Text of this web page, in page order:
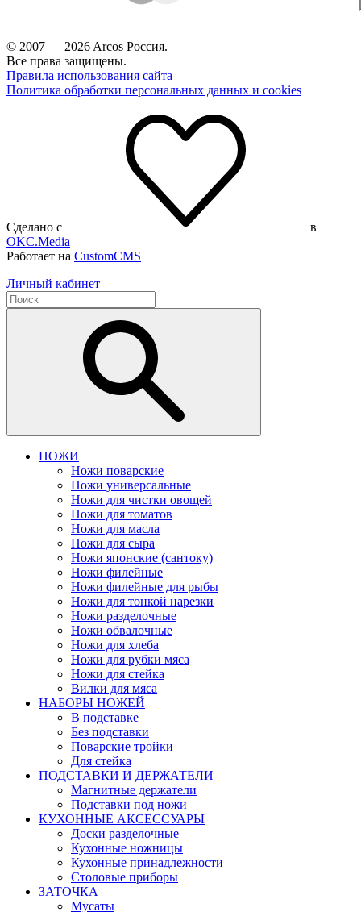
© 2007 — 2026 Arcos Россия.
Все права защищены.
Правила использования сайта
Политика обработки персональных данных и cookies
Сделано с
в
OKC.Media
Работает на CustomCMS
Личный кабинет
НОЖИ
Ножи поварские
Ножи универсальные
Ножи для чистки овощей
Ножи для томатов
Ножи для масла
Ножи для сыра
Ножи японские (сантоку)
Ножи филейные
Ножи филейные для рыбы
Ножи для тонкой нарезки
Ножи разделочные
Ножи обвалочные
Ножи для хлеба
Ножи для рубки мяса
Ножи для стейка
Вилки для мяса
НАБОРЫ НОЖЕЙ
В подставке
Без подставки
Поварские тройки
Для стейка
ПОДСТАВКИ И ДЕРЖАТЕЛИ
Магнитные держатели
Подставки под ножи
КУХОННЫЕ АКСЕССУАРЫ
Доски разделочные
Кухонные ножницы
Кухонные принадлежности
Столовые приборы
ЗАТОЧКА
Мусаты